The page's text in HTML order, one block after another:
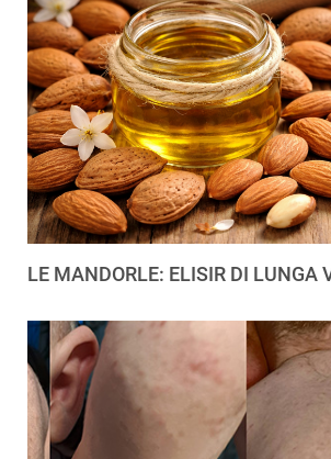
LE MANDORLE: ELISIR DI LUNGA